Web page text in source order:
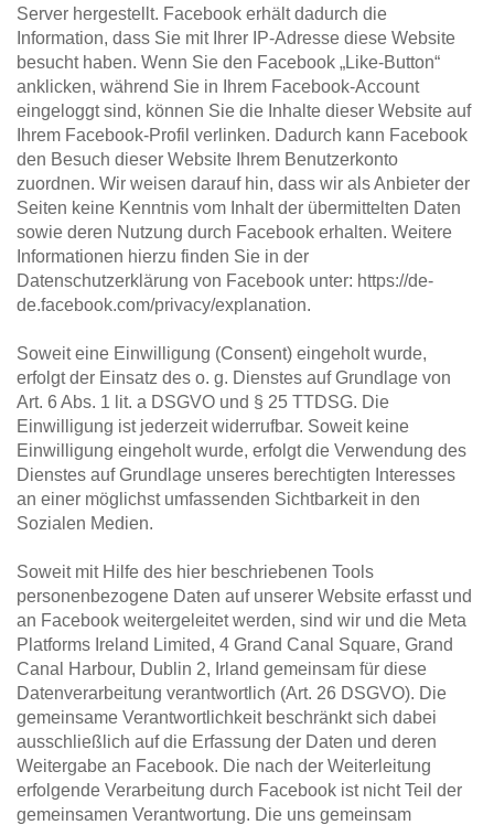
Server hergestellt. Facebook erhält dadurch die
Information, dass Sie mit Ihrer IP-Adresse diese Website
besucht haben. Wenn Sie den Facebook „Like-Button“
anklicken, während Sie in Ihrem Facebook-Account
eingeloggt sind, können Sie die Inhalte dieser Website auf
Ihrem Facebook-Profil verlinken. Dadurch kann Facebook
den Besuch dieser Website Ihrem Benutzerkonto
zuordnen. Wir weisen darauf hin, dass wir als Anbieter der
Seiten keine Kenntnis vom Inhalt der übermittelten Daten
sowie deren Nutzung durch Facebook erhalten. Weitere
Informationen hierzu finden Sie in der
Datenschutzerklärung von Facebook unter: https://de-
de.facebook.com/privacy/explanation.
Soweit eine Einwilligung (Consent) eingeholt wurde,
erfolgt der Einsatz des o. g. Dienstes auf Grundlage von
Art. 6 Abs. 1 lit. a DSGVO und § 25 TTDSG. Die
Einwilligung ist jederzeit widerrufbar. Soweit keine
Einwilligung eingeholt wurde, erfolgt die Verwendung des
Dienstes auf Grundlage unseres berechtigten Interesses
an einer möglichst umfassenden Sichtbarkeit in den
Sozialen Medien.
Soweit mit Hilfe des hier beschriebenen Tools
personenbezogene Daten auf unserer Website erfasst und
an Facebook weitergeleitet werden, sind wir und die Meta
Platforms Ireland Limited, 4 Grand Canal Square, Grand
Canal Harbour, Dublin 2, Irland gemeinsam für diese
Datenverarbeitung verantwortlich (Art. 26 DSGVO). Die
gemeinsame Verantwortlichkeit beschränkt sich dabei
ausschließlich auf die Erfassung der Daten und deren
Weitergabe an Facebook. Die nach der Weiterleitung
erfolgende Verarbeitung durch Facebook ist nicht Teil der
gemeinsamen Verantwortung. Die uns gemeinsam